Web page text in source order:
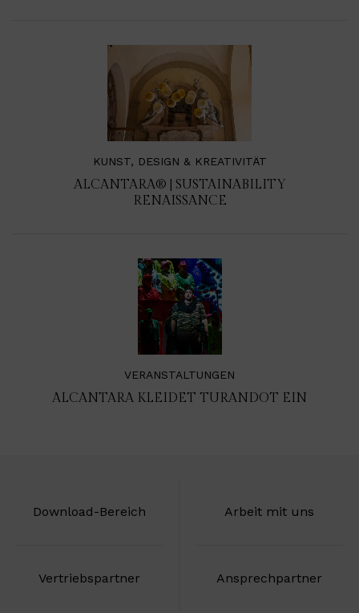
KUNST, DESIGN & KREATIVITÄT
ALCANTARA® | SUSTAINABILITY
RENAISSANCE
VERANSTALTUNGEN
ALCANTARA KLEIDET TURANDOT EIN
Download-Bereich Arbeit mit uns
Vertriebspartner Ansprechpartner